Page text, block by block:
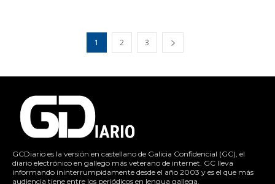
1 2 3
GCDiario es la versión en castellano de Galicia Confidencial (GC), el
diario electrónico en gallego más veterano de internet. GC lleva
informando ininterrumpidamente desde el año 2003 y es el que más
audiencia tiene entre los periódicos en lengua gallega.